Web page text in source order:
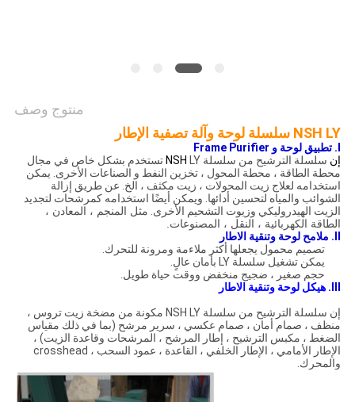
منتوج وصف
NSH LY سلسلة لوحة وآلة تصفية الإطار
إن سلسلة الترشيح من سلسلة NSH LY تستخدم بشكل خاص في مجال
محطة الطاقة ، محطة المحول ، تخزين النفط و الصناعات الأخرى. يمكن
استخدامه لعلاج زيت المحولات ، زيت مكثف ، الخ. عن طريق إزالة
الشوائب والمياه لتحسين أدائها. ويمكن أيضًا استخدامه كمرشحات لتجديد
الزيت الهيدروليكي وزيوت التشحيم الأخرى. مثل المنجم ، المعادن ،
الطاقة الكهربائية ، النقل ، المصنوعات.
ملامح لوحة وتنقية الاطار
تصميم محمول يجعلها أكثر ملاءمة ومرونة للتحرك.
يمكن تشغيل سلسلة LY بأمان عالٍ.
حجم صغير ، ضجيج منخفض ووقت حياة طويل.
هيكل لوحة وتنقية الاطار
إن سلسلة الترشيح من سلسلة NSH LY مكونة من مضخة زيت تروس ،
منظف ، صمام أمان ، صمام عكسي ، سرير مرشح (بما في ذلك مقياس
الضغط ، مكبس الترشيح ، إطار المرشح ، المرشحات وقاعدة الزيت) ،
الإطار الأمامي ، الإطار الخلفي ، القاعدة ، عمود السحب ، crosshead
والمحرك.